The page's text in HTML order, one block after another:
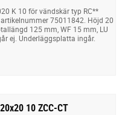
K 10 för vändskär typ RC**
artikelnummer 75011842. Höjd 20
125 mm, WF 15 mm, LU
ej. Underläggsplatta ingår.
10 ZCC-CT